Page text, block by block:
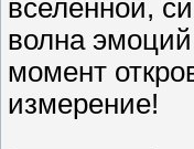
вселенной,
волна
момент
измерение!